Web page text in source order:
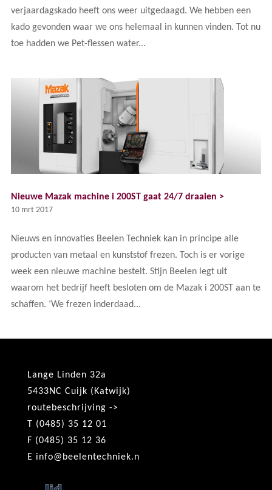
verjaardagskado heeft ons weer uitgedaagd. We hebben een
kado gevonden waar we ons helemaal in kunnen vinden. Tot nu
toe hadden we Pet-flessen water...
Nieuwe Mazak machine i 200ST gaat 24/7 draaien >
10 mrt 2017
Nieuws en innovaties Beelen Techniek kan in principe alle
producten van metaal en kunststof frezen. Toch is er vorige
week een nieuwe machine bestelt. Stijn Beelen legt uit
waarom het bedrijf heeft besloten om de Mazak i 200ST aan te
schaffen. ‘We frezen inderdaad...
Lange Linden 32a
5433NC Cuijk (Katwijk)
routebeschrijving ->
T (0485) 35 12 01
F (0485) 35 12 36
E info@beelentechniek.n